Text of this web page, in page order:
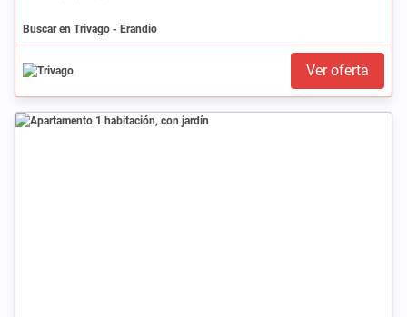
Buscar en Trivago - Erandio
Ver oferta